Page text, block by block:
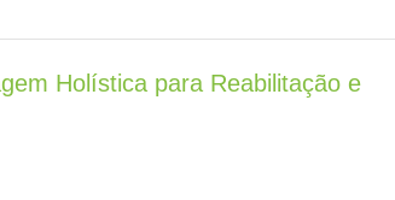
Holística para Reabilitação e